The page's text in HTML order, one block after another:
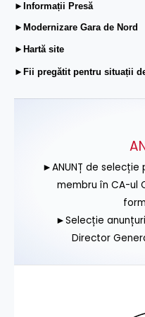
►Informații Presă
►Modernizare Gara de Nord
►Hartă site
►Fii pregătit pentru situații
►ANUNȚ de selecție
membru în CA-ul
►Selecție
Director